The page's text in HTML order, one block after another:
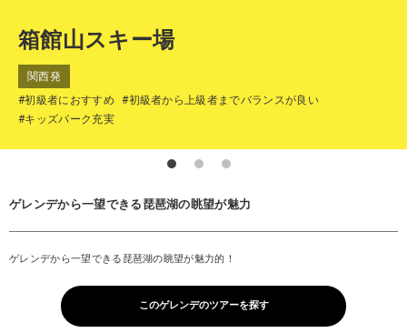
箱館山スキー場
関西発
#初級者におすすめ
#初級者から上級者までバランスが良い
#キッズパーク充実
ゲレンデから一望できる琵琶湖の眺望が魅力
ゲレンデから一望できる琵琶湖の眺望が魅力的！
このゲレンデのツアーを探す